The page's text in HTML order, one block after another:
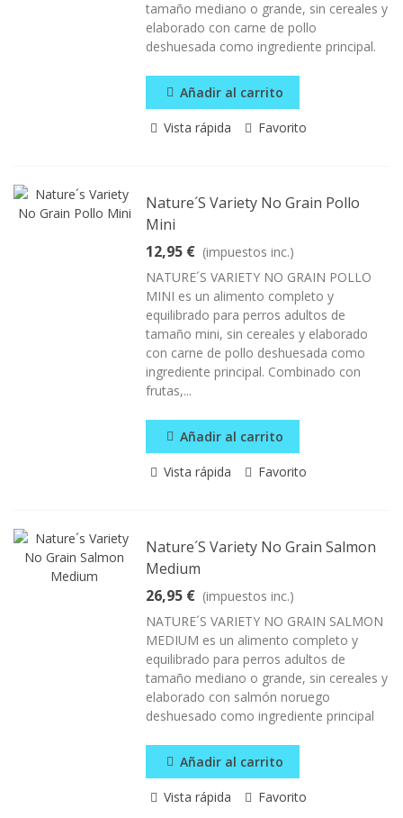
tamaño mediano o grande, sin cereales y
elaborado con carne de pollo
deshuesada como ingrediente principal.
Añadir al carrito
Vista rápida Favorito
Nature´s Variety No Grain Pollo
Mini
12,95 € (impuestos inc.)
NATURE´S VARIETY NO GRAIN POLLO
MINI es un alimento completo y
equilibrado para perros adultos de
tamaño mini, sin cereales y elaborado
con carne de pollo deshuesada como
ingrediente principal. Combinado con
frutas,...
Añadir al carrito
Vista rápida Favorito
Nature´s Variety No Grain Salmon
Medium
26,95 € (impuestos inc.)
NATURE´S VARIETY NO GRAIN SALMON
MEDIUM es un alimento completo y
equilibrado para perros adultos de
tamaño mediano o grande, sin cereales y
elaborado con salmón noruego
deshuesado como ingrediente principal
Añadir al carrito
Vista rápida Favorito